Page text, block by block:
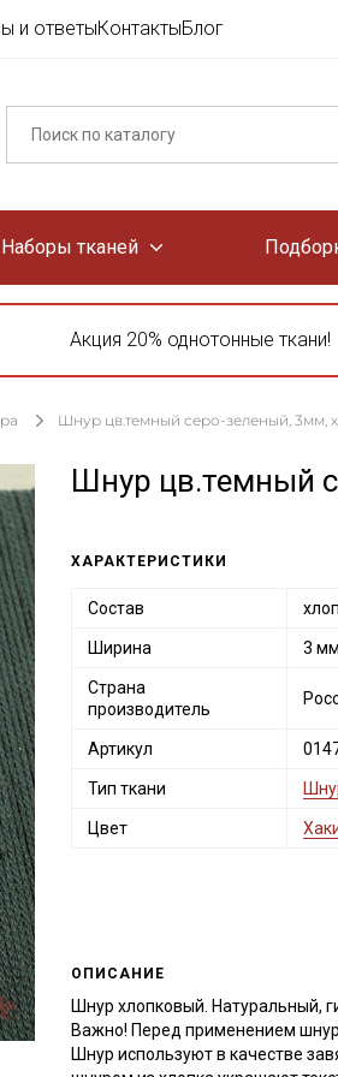
и ответыКонтактыБлог
Наборы тканей
Акция 20% однотонные ткани!
Шнур цв.темный серо-зеленый, 3мм,
Шнур цв.темный
ХАРАКТЕРИСТИКИ
Состав
Ширина 3 мм
Страна
производитель
Артикул
Тип ткани
Цвет
ОПИСАНИЕ
Шнур хлопковый. Натуральный,
Важно! Перед применением
Шнур используют в качестве